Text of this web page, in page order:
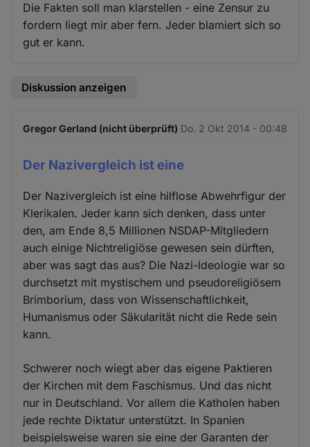
Die Fakten soll man klarstellen - eine Zensur zu
fordern liegt mir aber fern. Jeder blamiert sich so
gut er kann.
Diskussion anzeigen
Gregor Gerland (nicht überprüft) Do. 2 Okt 2014 - 00:48
Der Nazivergleich ist eine
Der Nazivergleich ist eine hilflose Abwehrfigur der
Klerikalen. Jeder kann sich denken, dass unter
den, am Ende 8,5 Millionen NSDAP-Mitgliedern
auch einige Nichtreligiöse gewesen sein dürften,
aber was sagt das aus? Die Nazi-Ideologie war so
durchsetzt mit mystischem und pseudoreligiösem
Brimborium, dass von Wissenschaftlichkeit,
Humanismus oder Säkularität nicht die Rede sein
kann.
Schwerer noch wiegt aber das eigene Paktieren
der Kirchen mit dem Faschismus. Und das nicht
nur in Deutschland. Vor allem die Katholen haben
jede rechte Diktatur unterstützt. In Spanien
beispielsweise waren sie eine der Garanten der